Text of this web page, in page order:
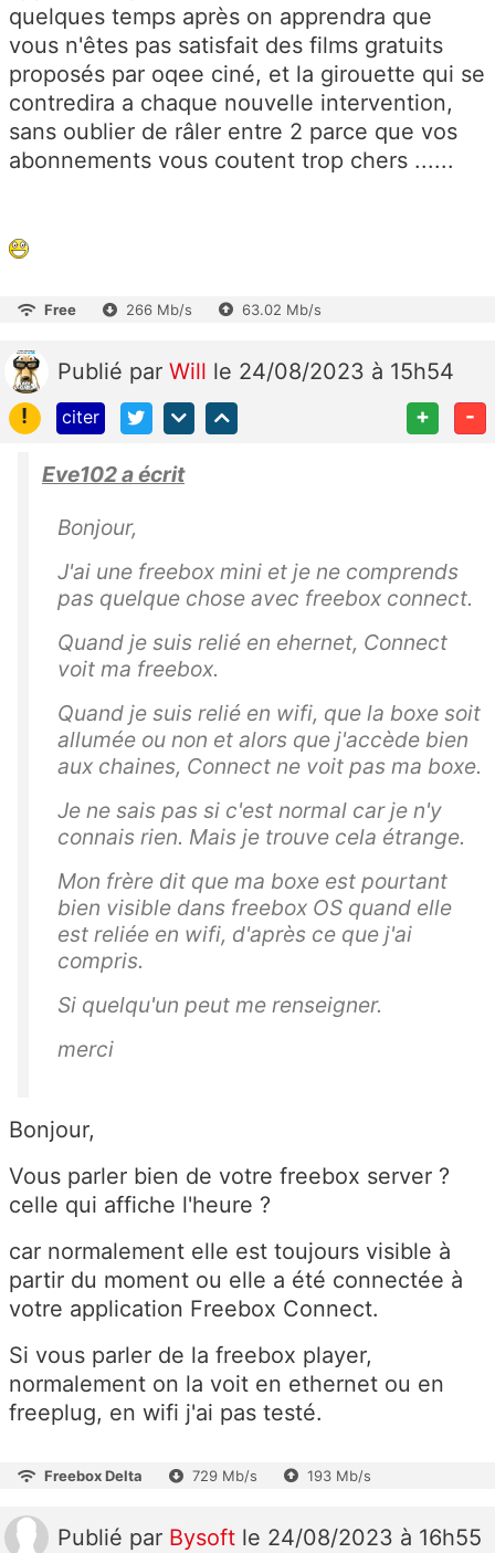
quelques temps après on apprendra que
vous n'êtes pas satisfait des films gratuits
proposés par oqee ciné, et la girouette qui se
contredira a chaque nouvelle intervention,
sans oublier de râler entre 2 parce que vos
abonnements vous coutent trop chers ......
Free 266 Mb/s 63.02 Mb/s
Publié par Will le 24/08/2023 à 15h54
!
citer + -
Eve102 a écrit
Bonjour,
J'ai une freebox mini et je ne comprends
pas quelque chose avec freebox connect.
Quand je suis relié en ehernet, Connect
voit ma freebox.
Quand je suis relié en wifi, que la boxe soit
allumée ou non et alors que j'accède bien
aux chaines, Connect ne voit pas ma boxe.
Je ne sais pas si c'est normal car je n'y
connais rien. Mais je trouve cela étrange.
Mon frère dit que ma boxe est pourtant
bien visible dans freebox OS quand elle
est reliée en wifi, d'après ce que j'ai
compris.
Si quelqu'un peut me renseigner.
merci
Bonjour,
Vous parler bien de votre freebox server ?
celle qui affiche l'heure ?
car normalement elle est toujours visible à
partir du moment ou elle a été connectée à
votre application Freebox Connect.
Si vous parler de la freebox player,
normalement on la voit en ethernet ou en
freeplug, en wifi j'ai pas testé.
Freebox Delta 729 Mb/s 193 Mb/s
Publié par Bysoft le 24/08/2023 à 16h55